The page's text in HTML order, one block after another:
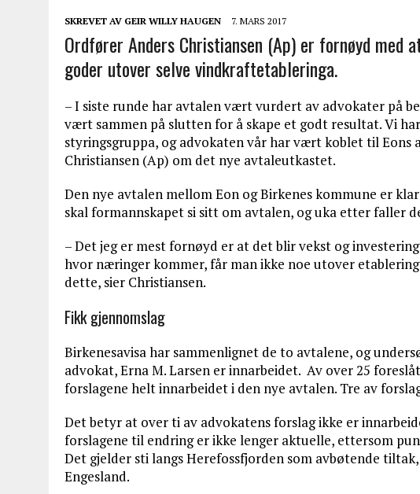
SKREVET AV GEIR WILLY HAUGEN 7. MARS 2017
Ordfører Anders Christiansen (Ap) er fornøyd med
goder utover selve vindkraftetableringa.
– I siste runde har avtalen vært vurdert av advokater på
vært sammen på slutten for å skape et godt resultat. Vi
styringsgruppa, og advokaten vår har vært koblet til Eons
Christiansen (Ap) om det nye avtaleutkastet.
Den nye avtalen mellom Eon og Birkenes kommune er
skal formannskapet si sitt om avtalen, og uka etter faller
– Det jeg er mest fornøyd er at det blir vekst og
hvor næringer kommer, får man ikke noe utover
dette, sier Christiansen.
Fikk gjennomslag
Birkenesavisa har sammenlignet de to avtalene, og
advokat, Erna M. Larsen er innarbeidet. Av over 25
forslagene helt innarbeidet i den nye avtalen. Tre av
Det betyr at over ti av advokatens forslag ikke er
forslagene til endring er ikke lenger aktuelle, ettersom
Det gjelder sti langs Herefossfjorden som avbøtende
Engesland.